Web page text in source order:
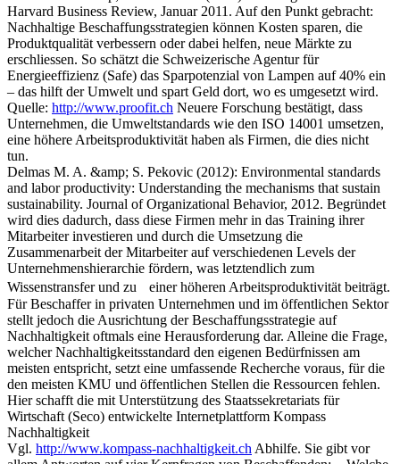
Harvard Business Review, Januar 2011. Auf den Punkt gebracht:
Nachhaltige Beschaffungsstrategien können Kosten sparen, die
Produkt­qualität verbessern oder dabei helfen, neue Märkte zu
erschliessen. So schätzt die Schweizerische Agentur für
Energieeffizienz (Safe) das Sparpotenzial von Lampen auf 40% ein
– das hilft der Umwelt und spart Geld dort, wo es umgesetzt wird.
Quelle: http://www.proofit.ch Neuere Forschung bestätigt, dass
Unternehmen, die Umweltstandards wie den ISO 14001 umsetzen,
eine höhere Arbeitsproduktivität haben als Firmen, die dies nicht
tun.
Delmas M. A. &amp; S. Pekovic (2012): Environmental standards
and labor productivity: Understanding the mechanisms that sustain
sustainability. Journal of Organizational Behavior, 2012. Begründet
wird dies dadurch, dass diese Firmen mehr in das Training ihrer
Mitarbeiter investieren und durch die Umsetzung die
Zusammenarbeit der Mitarbeiter auf verschiedenen Levels der
Unternehmenshierarchie fördern, was letztendlich zum
Wissenstransfer und zu einer höheren Arbeitsproduktivität beiträgt.
Für Beschaffer in privaten Unternehmen und im öffentlichen Sektor
stellt jedoch die Ausrichtung der Beschaffungsstrategie auf
Nachhaltigkeit oftmals eine Herausforderung dar. Alleine die Frage,
welcher Nachhaltigkeitsstandard den eigenen Bedürfnissen am
meisten entspricht, setzt eine umfassende Recherche voraus, für die
den meisten KMU und öffentlichen Stellen die Ressourcen fehlen.
Hier schafft die mit Unterstützung des Staatssekretariats für
Wirtschaft (Seco) entwickelte Internetplattform Kompass
Nachhaltigkeit
Vgl. http://www.kompass-nachhaltigkeit.ch Abhilfe. Sie gibt vor